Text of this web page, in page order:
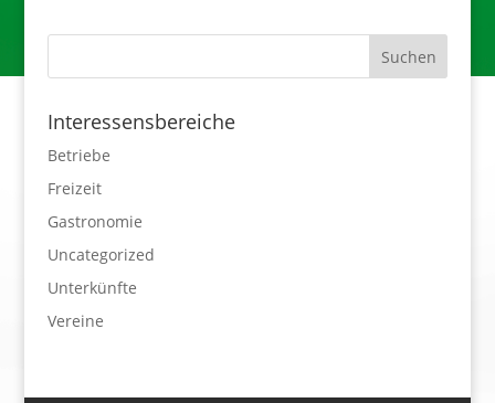
Interessensbereiche
Betriebe
Freizeit
Gastronomie
Uncategorized
Unterkünfte
Vereine